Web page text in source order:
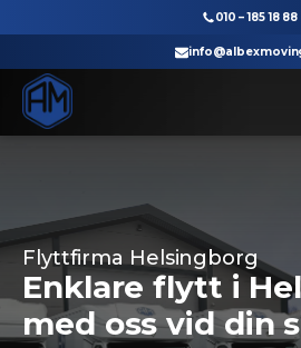
010 – 185 18 88
Till startsidan
Flyttfirma Helsingborg
Enklare flytt i
med oss vid din